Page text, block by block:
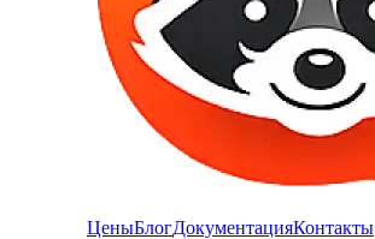
ЦеныБлогДокументацияКонтакты